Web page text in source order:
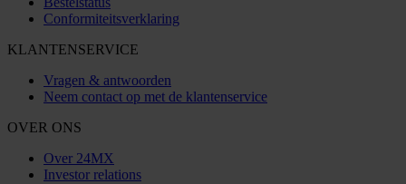
Conformiteitsverklaring
KLANTENSERVICE
Vragen & antwoorden
Neem contact op met de klantenservice
OVER ONS
Over 24MX
Investor relations